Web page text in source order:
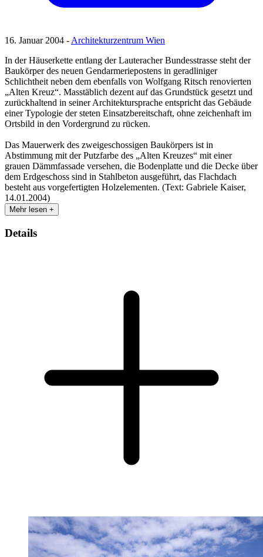
16. Januar 2004 -Architekturzentrum Wien
In der Häuserkette entlang der Lauteracher Bundesstrasse steht der
Baukörper des neuen Gendarmeriepostens in geradliniger
Schlichtheit neben dem ebenfalls von Wolfgang Ritsch renovierten
„Alten Kreuz“. Masstäblich dezent auf das Grundstück gesetzt und
zurückhaltend in seiner Architektursprache entspricht das Gebäude
einer Typologie der steten Einsatzbereitschaft, ohne zeichenhaft im
Ortsbild in den Vordergrund zu rücken.
Das Mauerwerk des zweigeschossigen Baukörpers ist in
Abstimmung mit der Putzfarbe des „Alten Kreuzes“ mit einer
grauen Dämmfassade versehen, die Bodenplatte und die Decke über
dem Erdgeschoss sind in Stahlbeton ausgeführt, das Flachdach
besteht aus vorgefertigten Holzelementen. (Text: Gabriele Kaiser,
14.01.2004)
Mehr lesen +
Details